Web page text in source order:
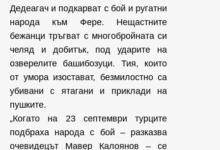
Дедеагач и подкарват с бой и ругатни
народа към Фере. Нещастните
бежанци тръгват с многобройната си
челяд и добитък, под ударите на
озверелите башибозуци. Тия, които
от умора изостават, безмилостно са
убивани с ятагани и приклади на
пушките.
„Когато на 23 септември турците
подбраха народа с бой – разказва
очевидецът Мавер Калоянов – се